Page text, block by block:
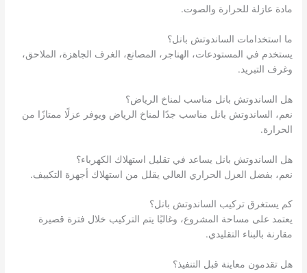
مادة عازلة للحرارة والصوت.
ما استخدامات الساندوتش بانل؟
يستخدم في المستودعات، الهناجر، المصانع، الغرف الجاهزة، الملاحق،
وغرف التبريد.
هل الساندوتش بانل مناسب لمناخ الرياض؟
نعم، الساندوتش بانل مناسب جدًا لمناخ الرياض ويوفر عزلًا ممتازًا من
الحرارة.
هل الساندوتش بانل يساعد في تقليل استهلاك الكهرباء؟
نعم، بفضل العزل الحراري العالي يقلل من استهلاك أجهزة التكييف.
كم يستغرق تركيب الساندوتش بانل؟
يعتمد على مساحة المشروع، وغالبًا يتم التركيب خلال فترة قصيرة
مقارنة بالبناء التقليدي.
هل تقدمون معاينة قبل التنفيذ؟